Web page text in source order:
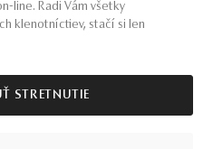
line. Radi Vám všetky
klenotníctiev, stačí si len
STRETNUTIE